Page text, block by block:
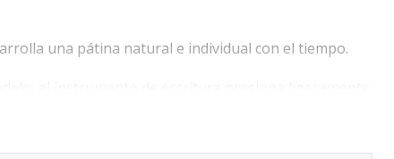
una pátina natural e individual con el tiempo.
escribir de forma especialmente larga y